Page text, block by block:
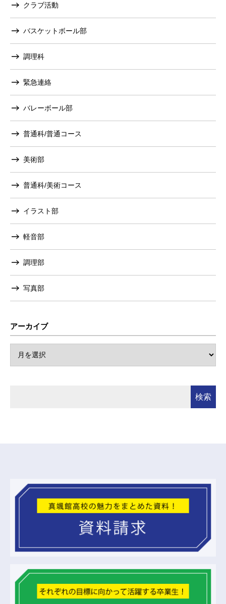
クラブ活動
バスケットボール部
調理科
緊急連絡
バレーボール部
普通科/普通コース
美術部
普通科/美術コース
イラスト部
軽音部
調理部
写真部
アーカイブ